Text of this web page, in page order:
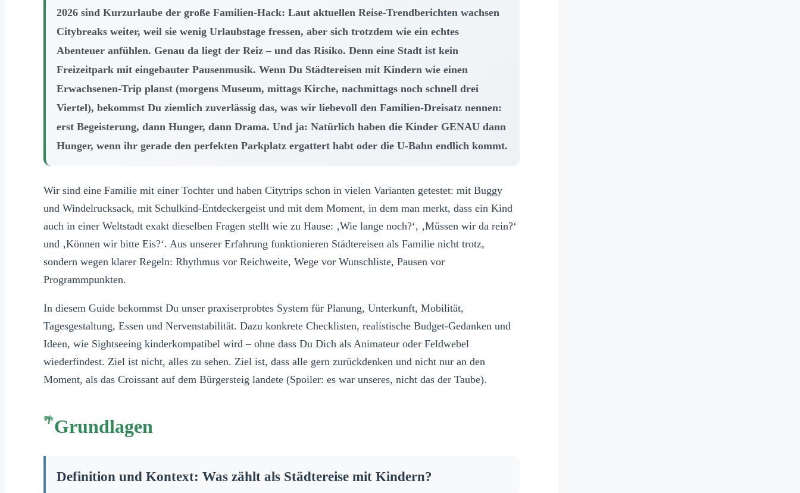
2026 sind Kurzurlaube der große Familien-Hack: Laut aktuellen Reise-Trendberichten wachsen
Citybreaks weiter, weil sie wenig Urlaubstage fressen, aber sich trotzdem wie ein echtes
Abenteuer anfühlen. Genau da liegt der Reiz – und das Risiko. Denn eine Stadt ist kein
Freizeitpark mit eingebauter Pausenmusik. Wenn Du Städtereisen mit Kindernwie einen
Erwachsenen-Trip planst (morgens Museum, mittags Kirche, nachmittags noch schnell drei
Viertel), bekommst Du ziemlich zuverlässig das, was wir liebevoll den Familien-Dreisatz nennen:
erst Begeisterung, dann Hunger, dann Drama. Und ja: Natürlich haben die Kinder GENAU dann
Hunger, wenn ihr gerade den perfekten Parkplatz ergattert habt oder die U-Bahn endlich kommt.
Wir sind eine Familie mit einer Tochter und haben Citytrips schon in vielen Varianten getestet: mit Buggy
und Windelrucksack, mit Schulkind-Entdeckergeist und mit dem Moment, in dem man merkt, dass ein Kind
auch in einer Weltstadt exakt dieselben Fragen stellt wie zu Hause: ‚Wie lange noch?‘, ‚Müssen wir da rein?‘
und ‚Können wir bitte Eis?‘. Aus unserer Erfahrung funktionieren Städtereisen als Familie nicht trotz,
sondern wegen klarer Regeln: Rhythmus vor Reichweite, Wege vor Wunschliste, Pausen vor
Programmpunkten.
In diesem Guide bekommst Du unser praxiserprobtes System für Planung, Unterkunft, Mobilität,
Tagesgestaltung, Essen und Nervenstabilität. Dazu konkrete Checklisten, realistische Budget-Gedanken und
Ideen, wie Sightseeing kinderkompatibel wird – ohne dass Du Dich als Animateur oder Feldwebel
wiederfindest. Ziel ist nicht, alles zu sehen. Ziel ist, dass alle gern zurückdenken und nicht nur an den
Moment, als das Croissant auf dem Bürgersteig landete (Spoiler: es war unseres, nicht das der Taube).
Grundlagen
Definition und Kontext: Was zählt als Städtereise mit Kindern?